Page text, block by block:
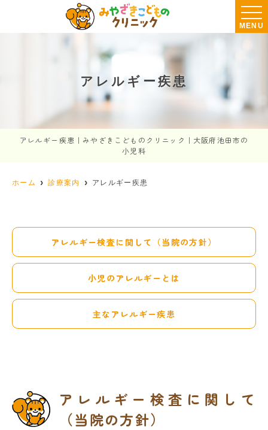
MENU
アレルギー疾患
アレルギー疾患｜みやざきこどものクリニック｜大阪府池田市の
小児科
ホーム 診療案内 アレルギー疾患
アレルギー検査に関して（当院の方針）
小児のアレルギーとは
主なアレルギー疾患
アレルギー検査に関して
（当院の方針）